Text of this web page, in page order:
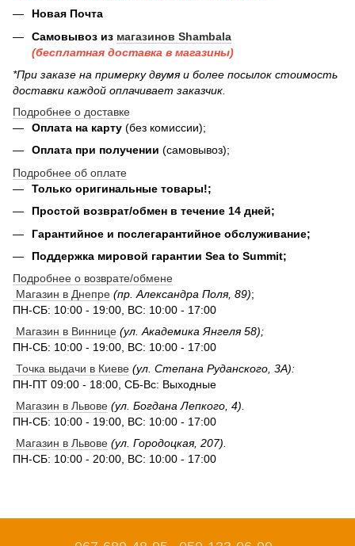
Новая Почта
Самовывоз из магазинов Shambala
(бесплатная доставка в магазины)
*При заказе на примерку двумя и более посылок стоимость
доставки каждой оплачивает заказчик.
Подробнее о доставке
Оплата на карту (без комиссии);
Оплата при получении (самовывоз);
Подробнее об оплате
Только оригинальные товары!;
Простой возврат/обмен в течение 14 дней;
Гарантийное и послегарантийное обслуживание;
Поддержка мировой гарантии Sea to Summit;
Подробнее о возврате/обмене
Магазин в Днепре (пр. Александра Поля, 89);
ПН-СБ: 10:00 - 19:00, ВС: 10:00 - 17:00
Магазин в Виннице (ул. Академика Янгеля 58);
ПН-СБ: 10:00 - 19:00, ВС: 10:00 - 17:00
Точка выдачи в Киеве (ул. Степана Руданского, 3А):
ПН-ПТ 09:00 - 18:00, СБ-Вс: Выходные
Магазин в Львове (ул. Богдана Лепкого, 4).
ПН-СБ: 10:00 - 19:00, ВС: 10:00 - 17:00
Магазин в Львове (ул. Городоцкая, 207).
ПН-СБ: 10:00 - 20:00, ВС: 10:00 - 17:00